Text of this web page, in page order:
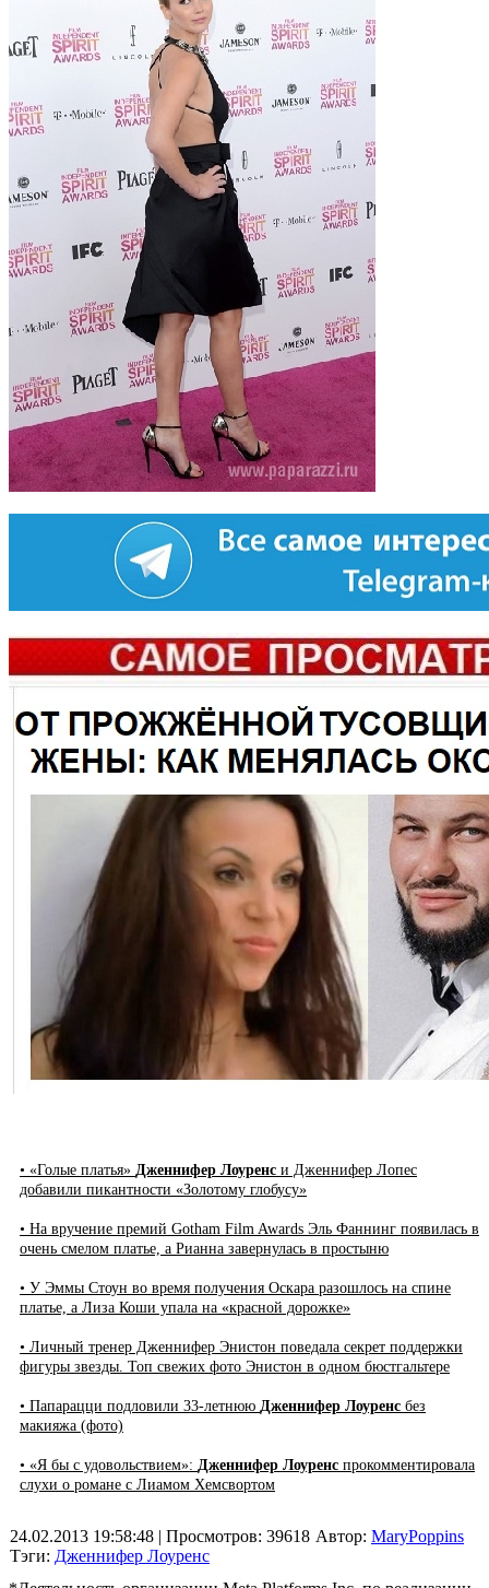
• «Голые платья» Дженнифер Лоуренс и Дженнифер Лопес
добавили пикантности «Золотому глобусу»
• На вручение премий Gotham Film Awards Эль Фаннинг появилась в
очень смелом платье, а Рианна завернулась в простыню
• У Эммы Стоун во время получения Оскара разошлось на спине
платье, а Лиза Коши упала на «красной дорожке»
• Личный тренер Дженнифер Энистон поведала секрет поддержки
фигуры звезды. Топ свежих фото Энистон в одном бюстгальтере
• Папарацци подловили 33-летнюю Дженнифер Лоуренс без
макияжа (фото)
• «Я бы с удовольствием»: Дженнифер Лоуренс прокомментировала
слухи о романе с Лиамом Хемсвортом
24.02.2013 19:58:48 | Просмотров: 39618
Тэги: Дженнифер Лоуренс
Автор: MaryPoppins